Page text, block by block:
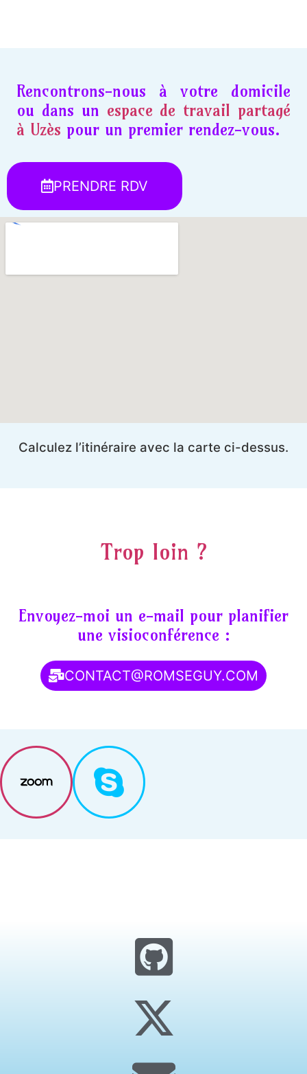
Rencontrons-nous à votre domicile
ou dans un espace de travail partagé
à Uzès pour un premier rendez-vous.
PRENDRE RDV
Calculez l’itinéraire avec la carte ci-dessus.
Trop loin ?
Envoyez-moi un e-mail pour planifier
une visioconférence :
CONTACT@ROMSEGUY.COM